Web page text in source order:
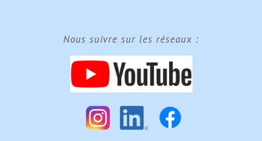
Nous suivre sur les réseaux :